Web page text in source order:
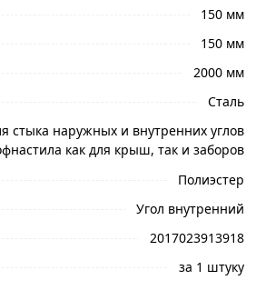
о товаре, чтобы сделать
онлайн. Наши
обработают заказ и
150 мм
150 мм
2000 мм
Сталь
стыка наружных и внутренних углов
как для крыш, так и заборов
Полиэстер
Угол внутренний
2017023913918
за 1 штуку